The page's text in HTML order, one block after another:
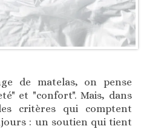
de matelas, on pense
et "confort". Mais, dans
critères qui comptent
: un soutien qui tient